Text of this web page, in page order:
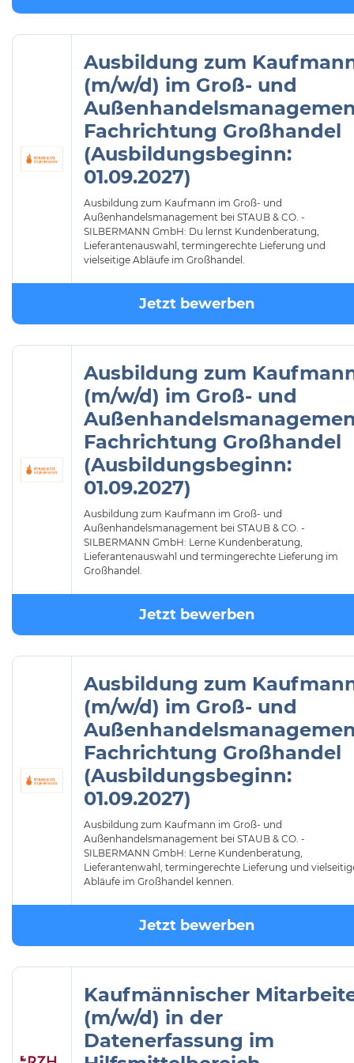
Ausbildung zum
(m/w/d) im Groß- und
Fachrichtung Großhandel
(Ausbildungsbeginn:
01.09.2027)
Ausbildung zum Kaufmann im Groß- und
Außenhandelsmanagement bei STAUB & CO. -
SILBERMANN GmbH: Du lernst Kundenberatung,
Lieferantenauswahl, termingerechte Lieferung und
vielseitige Abläufe im Großhandel.
Jetzt bewerben
Ausbildung zum
(m/w/d) im Groß- und
Fachrichtung Großhandel
(Ausbildungsbeginn:
01.09.2027)
Ausbildung zum Kaufmann im Groß- und
Außenhandelsmanagement bei STAUB & CO. -
SILBERMANN GmbH: Lerne Kundenberatung,
Lieferantenauswahl und termingerechte Lieferung im
Großhandel.
Jetzt bewerben
Ausbildung zum
(m/w/d) im Groß- und
Fachrichtung Großhandel
(Ausbildungsbeginn:
01.09.2027)
Ausbildung zum Kaufmann im Groß- und
Außenhandelsmanagement bei STAUB & CO. -
SILBERMANN GmbH: Lerne Kundenberatung,
Lieferantenwahl, termingerechte Lieferung und
Abläufe im Großhandel kennen.
Jetzt bewerben
Kaufmännischer
(m/w/d) in der
Datenerfassung im